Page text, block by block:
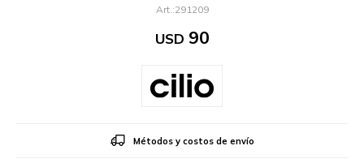
291209
USD 90
Métodos y costos de envío